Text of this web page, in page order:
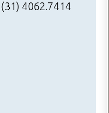
4062.7414